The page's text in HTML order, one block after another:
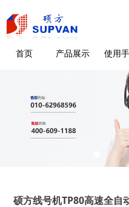
首页 产品展示 使用
硕方线号机TP80高速全自
产品展示
工业特种标签
标牌机
热缩管打印机